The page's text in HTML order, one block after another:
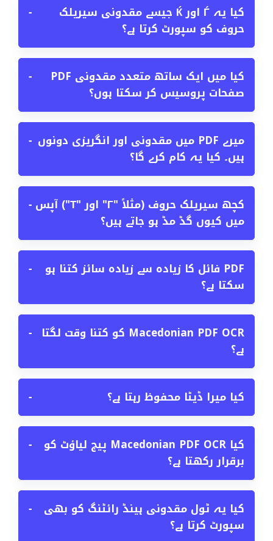
کیا یہ Ѓ اور Ќ جیسے مقدونی سیریلک
حروف کو سپورٹ کرتا ہے؟
−
کیا میں ایک ساتھ متعدد مقدونی PDF
صفحات پروسیس کر سکتا ہوں؟
−
میرے PDF میں مقدونی اور انگریزی دونوں
ہیں۔ کیا یہ کام کرے گا؟
−
کچھ سیریلک حروف (مثلاً "Г" اور "Т") آپس
میں کیوں گڈ مڈ ہو جاتے ہیں؟
−
PDF فائل کا زیادہ سے زیادہ سائز کتنا ہو
سکتا ہے؟
−
Macedonian PDF OCR کو کتنا وقت لگتا
ہے؟
−
کیا میرا ڈیٹا محفوظ رہتا ہے؟ −
کیا Macedonian PDF OCR پیج لیاؤٹ کو
برقرار رکھتا ہے؟
−
کیا یہ ٹول مقدونی ہینڈ رائٹنگ کو بھی
سپورٹ کرتا ہے؟
−